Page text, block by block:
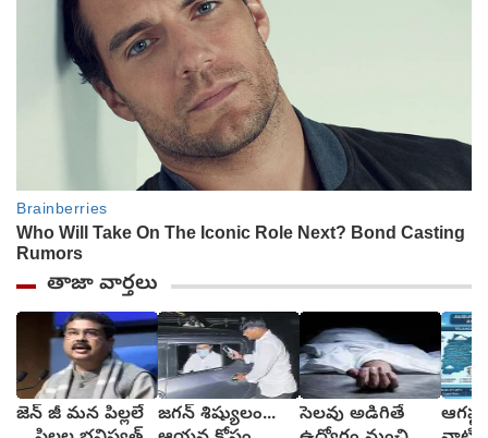
తాజా వార్తలు
జెన్ జీ మన పిల్లలే జగన్ శిష్యులం...
సెలవు అడిగితే